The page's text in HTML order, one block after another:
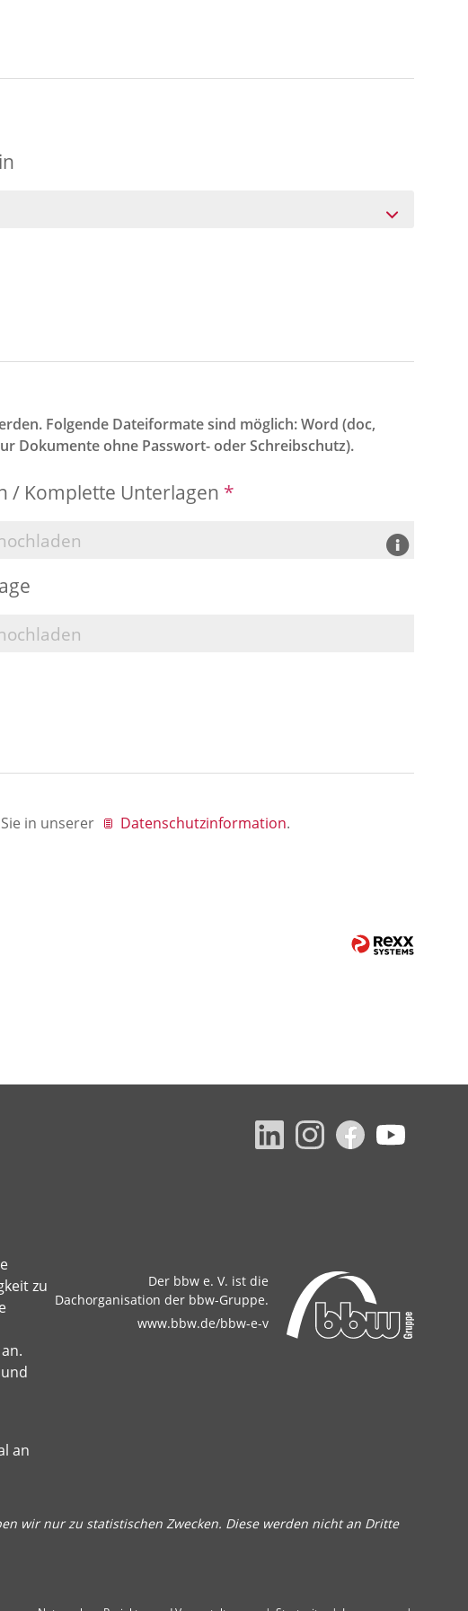
Folgende Dateiformate sind möglich: Word (doc,
Dokumente ohne Passwort- oder Schreibschutz).
/ Komplette Unterlagen *
in unserer Datenschutzinformation.
zu
an
Der bbw e. V. ist die
Dachorganisation der bbw-Gruppe.
www.bbw.de/bbw-e-v
wir nur zu statistischen Zwecken. Diese werden nicht an Dritte